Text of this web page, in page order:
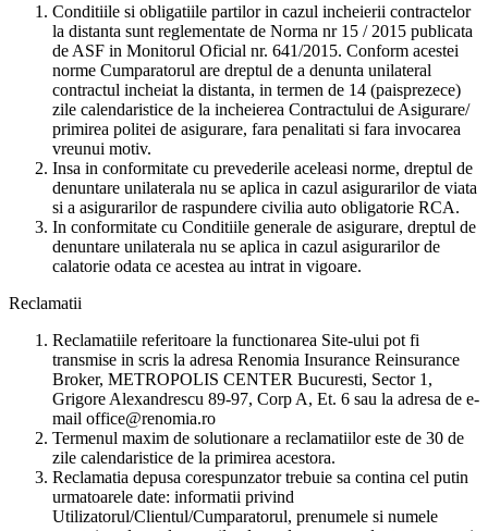
Conditiile si obligatiile partilor in cazul incheierii contractelor
la distanta sunt reglementate de Norma nr 15 / 2015 publicata
de ASF in Monitorul Oficial nr. 641/2015. Conform acestei
norme Cumparatorul are dreptul de a denunta unilateral
contractul incheiat la distanta, in termen de 14 (paisprezece)
zile calendaristice de la incheierea Contractului de Asigurare/
primirea politei de asigurare, fara penalitati si fara invocarea
vreunui motiv.
Insa in conformitate cu prevederile aceleasi norme, dreptul de
denuntare unilaterala nu se aplica in cazul asigurarilor de viata
si a asigurarilor de raspundere civilia auto obligatorie RCA.
In conformitate cu Conditiile generale de asigurare, dreptul de
denuntare unilaterala nu se aplica in cazul asigurarilor de
calatorie odata ce acestea au intrat in vigoare.
Reclamatii
Reclamatiile referitoare la functionarea Site-ului pot fi
transmise in scris la adresa Renomia Insurance Reinsurance
Broker, METROPOLIS CENTER Bucuresti, Sector 1,
Grigore Alexandrescu 89-97, Corp A, Et. 6 sau la adresa de e-
mail office@renomia.ro
Termenul maxim de solutionare a reclamatiilor este de 30 de
zile calendaristice de la primirea acestora.
Reclamatia depusa corespunzator trebuie sa contina cel putin
urmatoarele date: informatii privind
Utilizatorul/Clientul/Cumparatorul, prenumele si numele